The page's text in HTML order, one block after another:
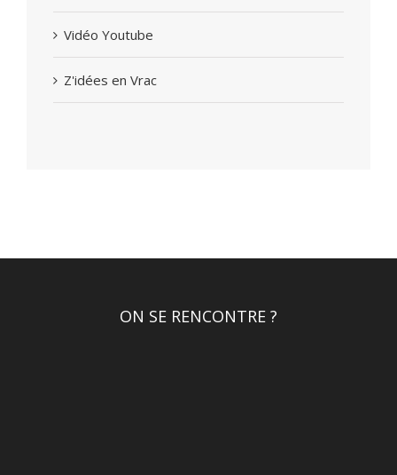
Vidéo Youtube
Z'idées en Vrac
ON SE RENCONTRE ?